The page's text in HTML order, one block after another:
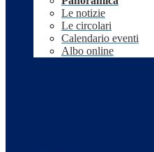
Le notizie
Le circolari
Calendario eventi
Albo online